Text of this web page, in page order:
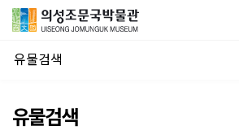
유물검색
유물검색